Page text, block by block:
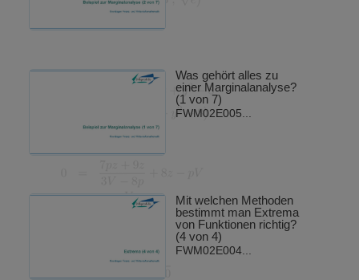
Was gehört alles zu
einer Marginalanalyse?
(1 von 7)
FWM02E005...
Mit welchen Methoden
bestimmt man Extrema
von Funktionen richtig?
(4 von 4)
FWM02E004...